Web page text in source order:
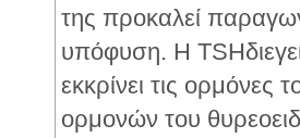
της προκαλεί
υπόφυση. Η
εκκρίνει τις ορμόνες
ορμονών του